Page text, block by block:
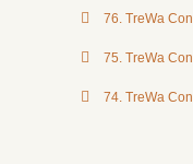
76. TreWa Con
75. TreWa Con
74. TreWa Con